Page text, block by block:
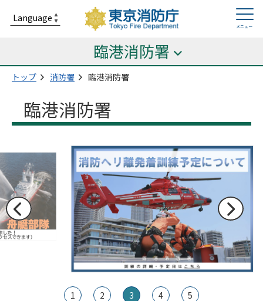
臨港消防署
トップ 消防署 臨港消防署
臨港消防署
1 2 3 4 5